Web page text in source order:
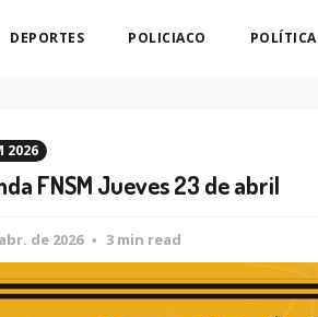
DEPORTES POLICIACO POLÍTICA
2026
FNSM Jueves 23 de abril
de 2026 3 min read